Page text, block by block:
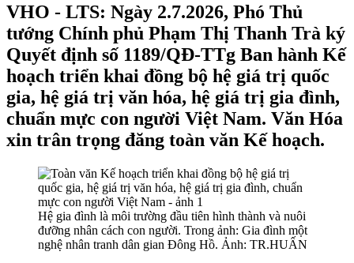
VHO - LTS: Ngày 2.7.2026, Phó Thủ
tướng Chính phủ Phạm Thị Thanh Trà ký
Quyết định số 1189/QĐ-TTg Ban hành Kế
hoạch triển khai đồng bộ hệ giá trị quốc
gia, hệ giá trị văn hóa, hệ giá trị gia đình,
chuẩn mực con người Việt Nam. Văn Hóa
xin trân trọng đăng toàn văn Kế hoạch.
Hệ gia đình là môi trường đầu tiên hình thành và nuôi
đưỡng nhân cách con người. Trong ảnh: Gia đình một
nghệ nhân tranh dân gian Đông Hồ. Ảnh: TR.HUẤN